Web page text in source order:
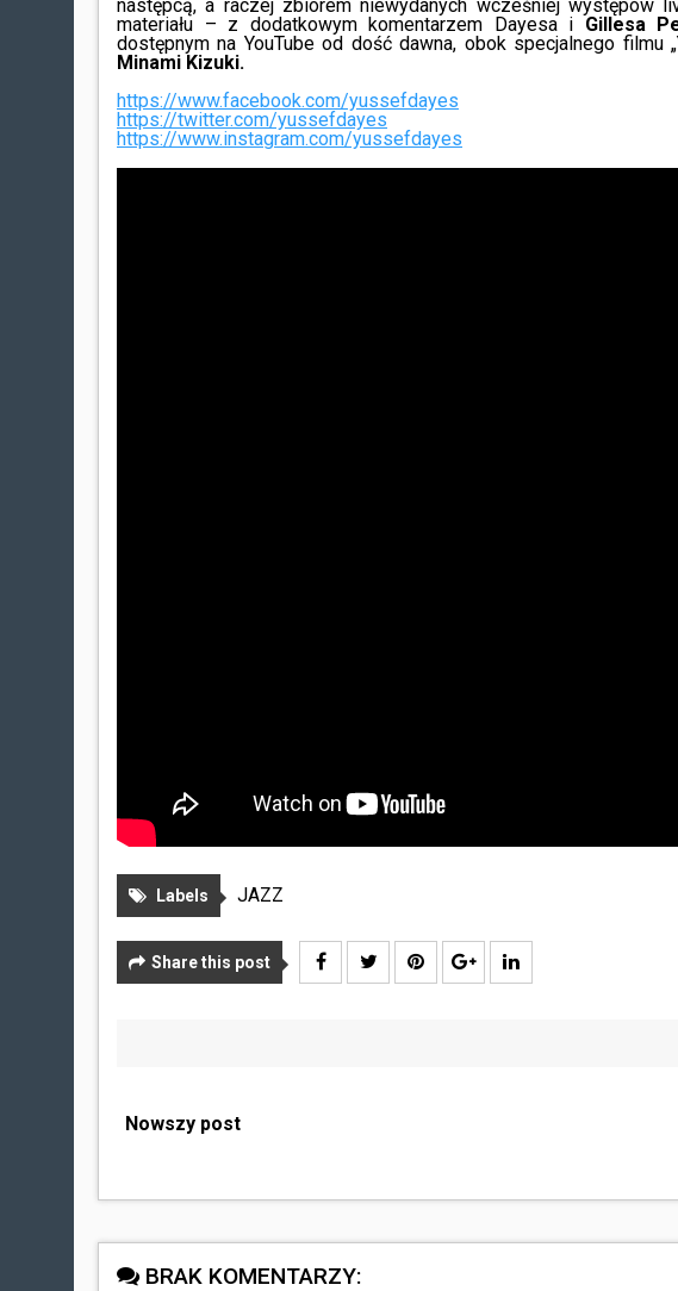
następcą, a raczej zbiorem niewydanych wcześniej występów
materiału – z dodatkowym komentarzem Dayesa i Gillesa
dostępnym na YouTube od dość dawna, obok specjalnego
Minami Kizuki.
https://www.facebook.com/yussefdayes
https://twitter.com/yussefdayes
https://www.instagram.com/yussefdayes
Labels JAZZ
Share this post
Nowszy post
BRAK KOMENTARZY: